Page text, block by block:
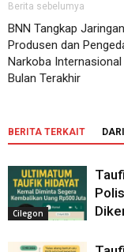
Berita sebelumya
BNN Tangkap Jaringan
Produsen dan
Narkoba Internasional
Bulan Terakhir
BERITA TERKAIT
Cilegon